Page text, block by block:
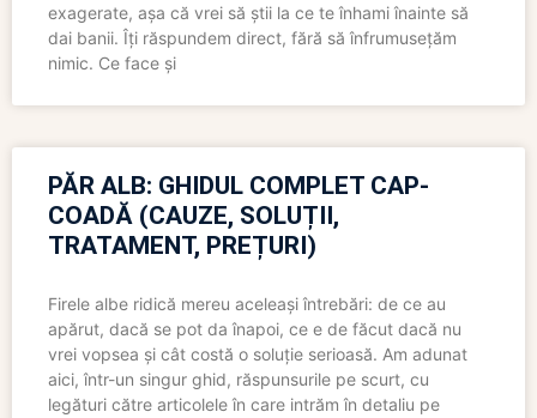
exagerate, așa că vrei să știi la ce te înhami înainte să
dai banii. Îți răspundem direct, fără să înfrumusețăm
nimic. Ce face și
PĂR ALB: GHIDUL COMPLET CAP-
COADĂ (CAUZE, SOLUȚII,
TRATAMENT, PREȚURI)
Firele albe ridică mereu aceleași întrebări: de ce au
apărut, dacă se pot da înapoi, ce e de făcut dacă nu
vrei vopsea și cât costă o soluție serioasă. Am adunat
aici, într-un singur ghid, răspunsurile pe scurt, cu
legături către articolele în care intrăm în detaliu pe